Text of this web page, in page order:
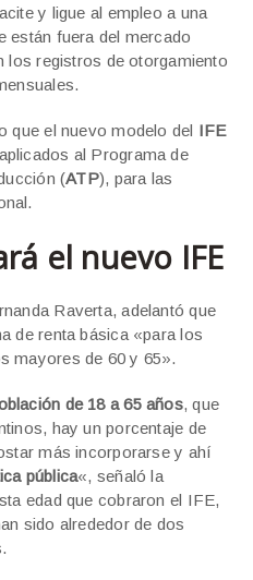
y ligue al empleo a una
están fuera del mercado
los registros de otorgamiento
que el nuevo modelo del IFE
al Programa de
(ATP), para las
el nuevo IFE
Raverta, adelantó que
de renta básica «para los
mayores de 60 y 65».
de 18 a 65 años, que
hay un porcentaje de
más incorporarse y ahí
pública«, señaló la
edad que cobraron el IFE,
sido alrededor de dos